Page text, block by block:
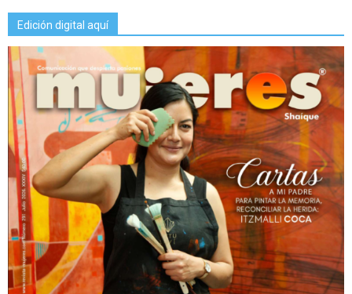
Edición digital aquí